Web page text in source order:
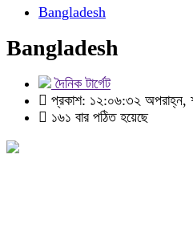
Bangladesh
Bangladesh
দৈনিক টার্গেট
প্রকাশ: ১২:০৬:৩২ অপরাহ্ন,
১৬১ বার পঠিত হয়েছে